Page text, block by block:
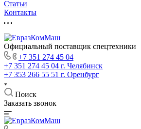
Статьи
Контакты
Официальный поставщик спецтехники
+7 351 274 45 04
+7 351 274 45 04 г. Челябинск
+7 353 266 55 51 г. Оренбург
Поиск
Заказать звонок